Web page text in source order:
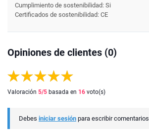
Cumplimiento de sostenibilidad: Si
Certificados de sostenibilidad: CE
Opiniones de clientes (0)
Valoración 5/5 basada en 16 voto(s)
Debes iniciar sesión para escribir comentarios